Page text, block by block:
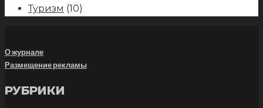
Туризм (10)
О журнале
Размещение рекламы
РУБРИКИ